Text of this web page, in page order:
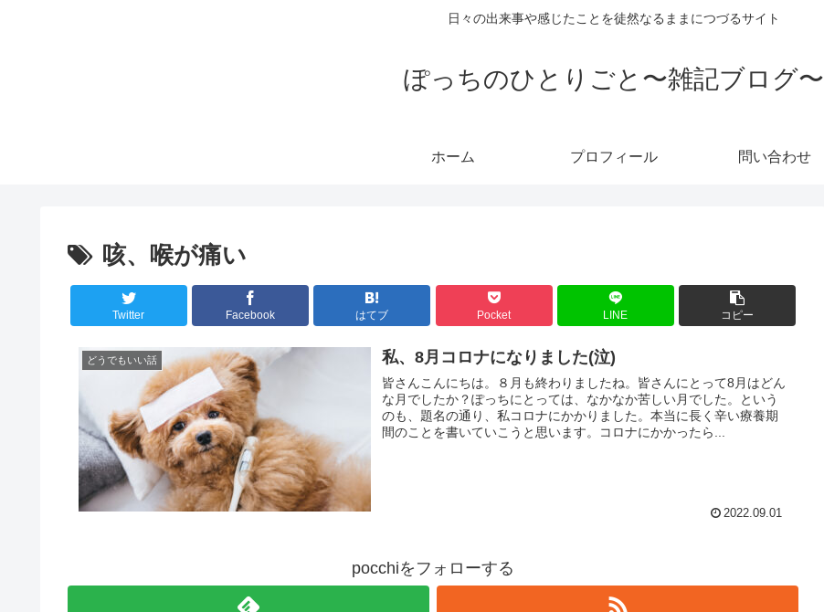
日々の出来事や感じたことを徒然なるままにつづるサイト
ぽっちのひとりごと〜雑記ブログ〜
ホーム プロフィール 問い合わせ
咳、喉が痛い
Twitter Facebook はてブ Pocket LINE コピー
どうでもいい話 私、8月コロナになりました(泣)
皆さんこんにちは。８月も終わりましたね。皆さんにとって8月はどん
な月でしたか？ぽっちにとっては、なかなか苦しい月でした。という
のも、題名の通り、私コロナにかかりました。本当に長く辛い療養期
間のことを書いていこうと思います。コロナにかかったら...
2022.09.01
pocchiをフォローする